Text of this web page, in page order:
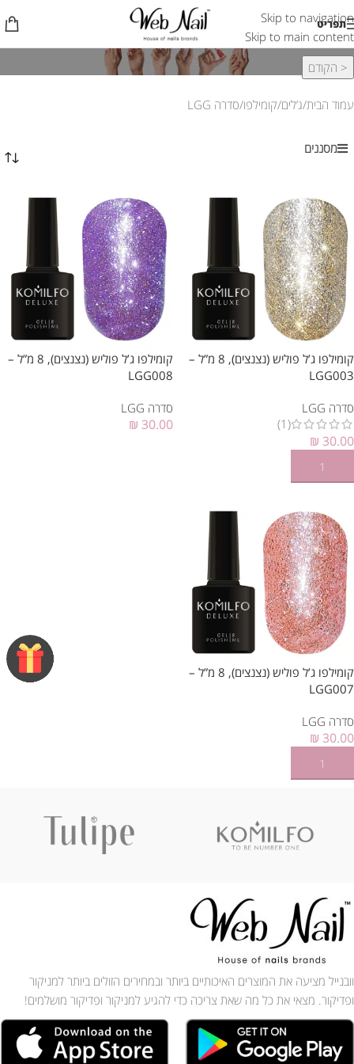
Skip to navigation
Skip to main content
תפריט סדרה LGG
< הקודם
עמוד הבית ג’לים קומילפו סדרה LGG
מסננים
קומילפו ג’ל פוליש (נצנצים), 8 מ”ל –
LGG003
סדרה LGG
(1)
₪ 30.00
הוספה לסל
קומילפו ג’ל פוליש (נצנצים), 8 מ”ל –
LGG008
סדרה LGG
₪ 30.00
קומילפו ג’ל פוליש (נצנצים), 8 מ”ל –
LGG007
סדרה LGG
₪ 30.00
הוספה לסל
וובנייל מציעה את המוצרים האיכותיים ביותר ובמחירים הזולים ביותר למניקור
ופדיקור. מצאי את כל מה שאת צריכה כדי להגיע למניקור ופדיקור מושלמים!